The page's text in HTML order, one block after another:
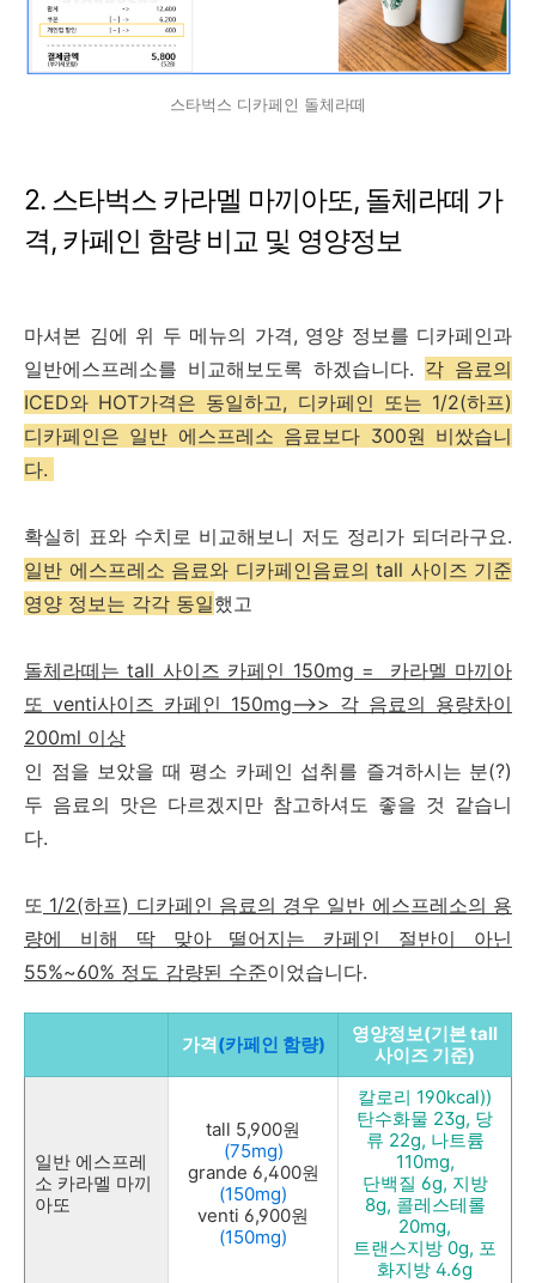
스타벅스 디카페인 돌체라떼
2. 스타벅스 카라멜 마끼아또, 돌체라떼 가
격, 카페인 함량 비교 및 영양정보
마셔본 김에 위 두 메뉴의 가격, 영양 정보를 디카페인과
일반에스프레소를 비교해보도록 하겠습니다. 각 음료의
ICED와 HOT가격은 동일하고, 디카페인 또는 1/2(하프)
디카페인은 일반 에스프레소 음료보다 300원 비쌌습니
다.
확실히 표와 수치로 비교해보니 저도 정리가 되더라구요.
일반 에스프레소 음료와 디카페인음료의 tall 사이즈 기준
영양 정보는 각각 동일했고
돌체라떼는 tall 사이즈 카페인 150mg = 카라멜 마끼아
또 venti사이즈 카페인 150mg-->> 각 음료의 용량차이
200ml 이상
인 점을 보았을 때 평소 카페인 섭취를 즐겨하시는 분(?)
두 음료의 맛은 다르겠지만 참고하셔도 좋을 것 같습니
다.
또 1/2(하프) 디카페인 음료의 경우 일반 에스프레소의 용
량에 비해 딱 맞아 떨어지는 카페인 절반이 아닌
55%~60% 정도 감량된 수준이었습니다.
가격(카페인 함량)
영양정보(기본 tall
사이즈 기준)
일반 에스프레
소 카라멜 마끼
아또
tall 5,900원
(75mg)
grande 6,400원
(150mg)
venti 6,900원
(150mg)
칼로리 190kcal))
탄수화물 23g, 당
류 22g, 나트륨
110mg,
단백질 6g, 지방
8g, 콜레스테롤
20mg,
트랜스지방 0g, 포
화지방 4.6g